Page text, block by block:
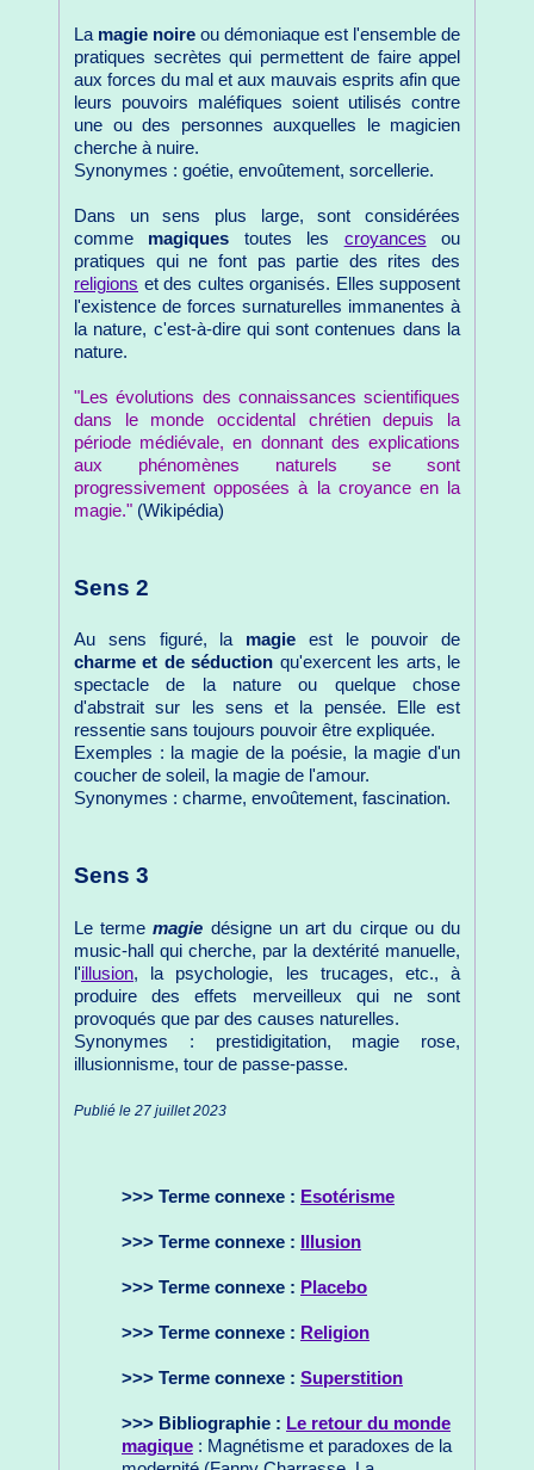
La magie noire ou démoniaque est l'ensemble de
pratiques secrètes qui permettent de faire appel
aux forces du mal et aux mauvais esprits afin que
leurs pouvoirs maléfiques soient utilisés contre
une ou des personnes auxquelles le magicien
cherche à nuire.
Synonymes : goétie, envoûtement, sorcellerie.
Dans un sens plus large, sont considérées
comme magiques toutes les croyances ou
pratiques qui ne font pas partie des rites des
religions et des cultes organisés. Elles supposent
l'existence de forces surnaturelles immanentes à
la nature, c'est-à-dire qui sont contenues dans la
nature.
"Les évolutions des connaissances scientifiques
dans le monde occidental chrétien depuis la
période médiévale, en donnant des explications
aux phénomènes naturels se sont
progressivement opposées à la croyance en la
magie." (Wikipédia)
Sens 2
Au sens figuré, la magie est le pouvoir de
charme et de séduction qu'exercent les arts, le
spectacle de la nature ou quelque chose
d'abstrait sur les sens et la pensée. Elle est
ressentie sans toujours pouvoir être expliquée.
Exemples : la magie de la poésie, la magie d'un
coucher de soleil, la magie de l'amour.
Synonymes : charme, envoûtement, fascination.
Sens 3
Le termemagie désigne un art du cirque ou du
music-hall qui cherche, par la dextérité manuelle,
l'illusion, la psychologie, les trucages, etc., à
produire des effets merveilleux qui ne sont
provoqués que par des causes naturelles.
Synonymes : prestidigitation, magie rose,
illusionnisme, tour de passe-passe.
Publié le 27 juillet 2023
>>> Terme connexe : Esotérisme
>>> Terme connexe : Illusion
>>> Terme connexe : Placebo
>>> Terme connexe : Religion
>>> Terme connexe : Superstition
>>> Bibliographie : Le retour du monde
magique : Magnétisme et paradoxes de la